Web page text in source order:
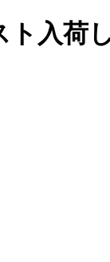
入荷